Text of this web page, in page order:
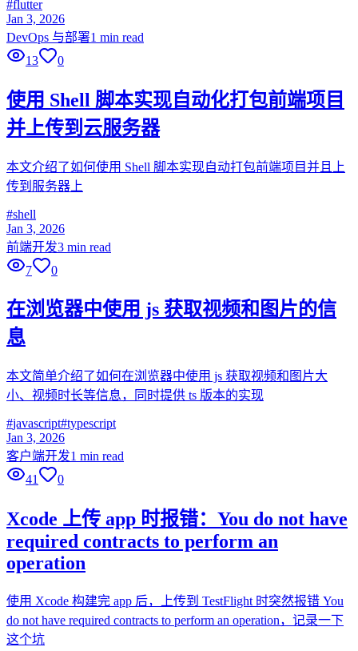
#flutter
Jan 3, 2026
DevOps 与部署1 min read
13
0
使用 Shell 脚本实现自动化打包前端项目
并上传到云服务器
本文介绍了如何使用 Shell 脚本实现自动打包前端项目并且上
传到服务器上
#shell
Jan 3, 2026
前端开发3 min read
7
0
在浏览器中使用 js 获取视频和图片的信
息
本文简单介绍了如何在浏览器中使用 js 获取视频和图片大
小、视频时长等信息，同时提供 ts 版本的实现
#javascript#typescript
Jan 3, 2026
客户端开发1 min read
41
0
Xcode 上传 app 时报错：You do not have
required contracts to perform an
operation
使用 Xcode 构建完 app 后，上传到 TestFlight 时突然报错 You
do not have required contracts to perform an operation，记录一下
这个坑